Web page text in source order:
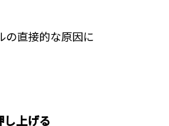
の直接的な原因に
し上げる